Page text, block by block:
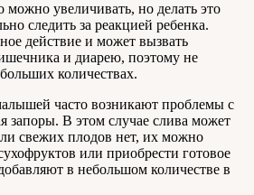
можно увеличивать, но делать это
следить за реакцией ребенка.
действие и может вызвать
и диарею, поэтому не
количествах.
часто возникают проблемы с
запоры. В этом случае слива может
свежих плодов нет, их можно
или приобрести готовое
в небольшом количестве в